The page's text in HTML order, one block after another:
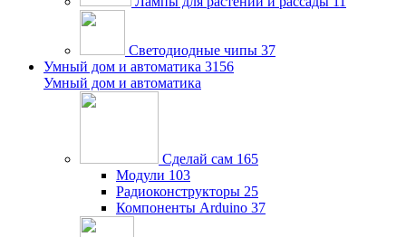
Светодиодные чипы 37
Умный дом и автоматика 3156
Умный дом и автоматика
Сделай сам 165
Модули 103
Радиоконструкторы 25
Компоненты Arduino 37